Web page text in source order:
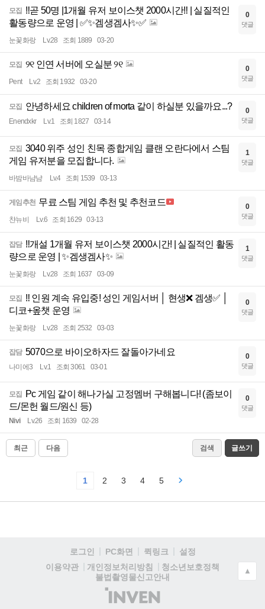
모집 ‼️곧 50명 |1개월 유저 보이스챗 2000시간‼️ | 실질적인
활동량으로 운영 | ✅✨겜생겜사✨✅
눈꽃화랑 Lv.28 조회 1889 03-20
0
댓글
모집 ୨୧ 인연 서버에 오실분 ୨୧
Pent Lv.2 조회 1932 03-20
0
댓글
모집 안녕하세요 children of morta 같이 하실분 있을까요...?
Enendxkr Lv.1 조회 1827 03-14
0
댓글
모집 3040 위주 성인 친목 종합게임 클랜 오란다에서 스팀
게임 유저분을 모집합니다.
바밤바냠냠 Lv.4 조회 1539 03-13
1
댓글
게임추천 무료 스팀 게임 추천 및 추천코드
챤뉴비 Lv.6 조회 1629 03-13
0
댓글
잡담 ‼️개설 1개월 유저 보이스챗 2000시간! | 실질적인 활동
량으로 운영 | ✨겜생겜사✨
눈꽃화랑 Lv.28 조회 1637 03-09
1
댓글
모집 ‼️ 인원 계속 유입중! 성인 게임서버 │ 현생❌ 겜생✅ │
디코+옾챗 운영
눈꽃화랑 Lv.28 조회 2532 03-03
0
댓글
잡담 5070으로 바이오하자드 잘돌아가네요
나미에3 Lv.1 조회 3061 03-01
0
댓글
모집
Pc 게임 같이 해나가실 고정멤버 구해봅니다! (좀보이
드/몬헌 월드/원신 등)
Nivi Lv.26 조회 1639 02-28
0
댓글
최근 다음 검색 글쓰기
1 2 3 4 5
로그인 PC화면 퀵링크
설정
이용약관
개인정보처리방침
청소년보호정책
불법촬영물신고안내
(주)
인
▲